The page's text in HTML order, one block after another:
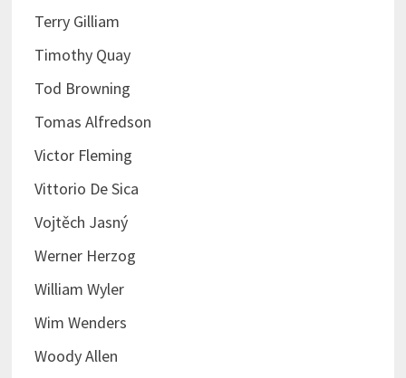
Terry Gilliam
Timothy Quay
Tod Browning
Tomas Alfredson
Victor Fleming
Vittorio De Sica
Vojtěch Jasný
Werner Herzog
William Wyler
Wim Wenders
Woody Allen